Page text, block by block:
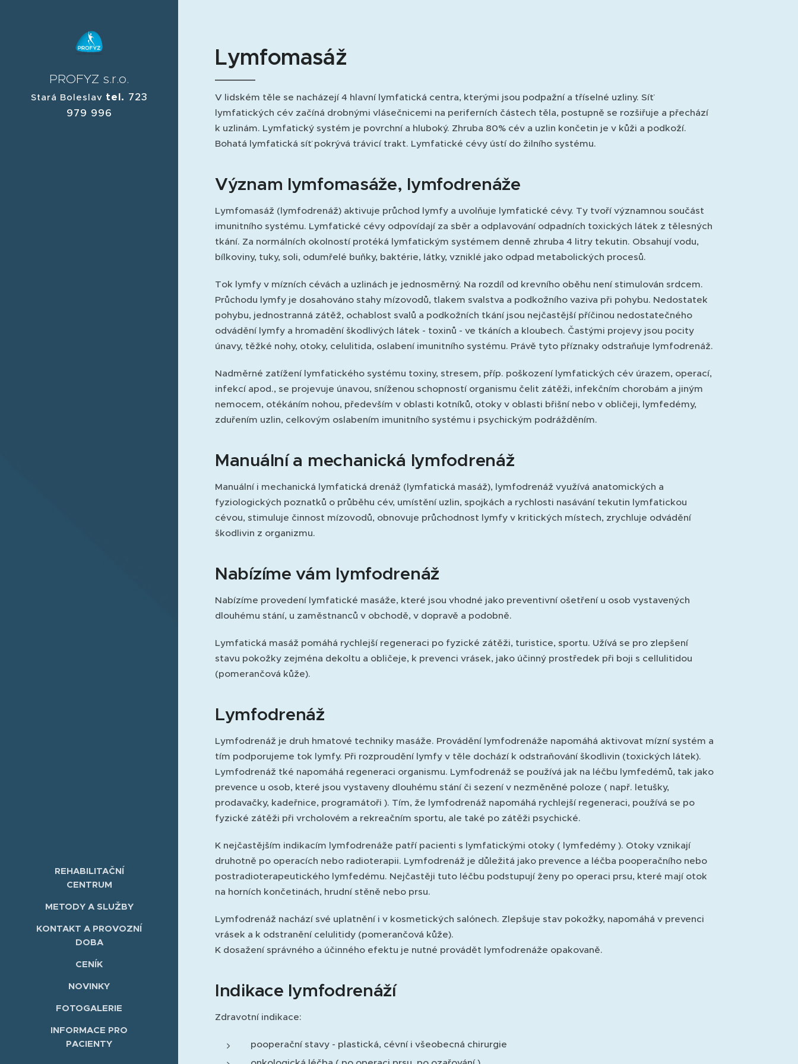
PROFYZ s.r.o.
Stará Boleslav tel. 723
979 996
REHABILITAČNÍ
CENTRUM
METODY A SLUŽBY
KONTAKT A PROVOZNÍ
DOBA
CENÍK
NOVINKY
FOTOGALERIE
INFORMACE PRO
PACIENTY
Lymfomasáž
V lidském těle se nacházejí 4 hlavní lymfatická centra, kterými jsou podpažní a tříselné uzliny. Síť
lymfatických cév začíná drobnými vlásečnicemi na periferních částech těla, postupně se rozšiřuje a přechází
k uzlinám. Lymfatický systém je povrchní a hluboký. Zhruba 80% cév a uzlin končetin je v kůži a podkoží.
Bohatá lymfatická síť pokrývá trávicí trakt. Lymfatické cévy ústí do žilního systému.
Význam lymfomasáže, lymfodrenáže
Lymfomasáž (lymfodrenáž) aktivuje průchod lymfy a uvolňuje lymfatické cévy. Ty tvoří významnou součást
imunitního systému. Lymfatické cévy odpovídají za sběr a odplavování odpadních toxických látek z tělesných
tkání. Za normálních okolností protéká lymfatickým systémem denně zhruba 4 litry tekutin. Obsahují vodu,
bílkoviny, tuky, soli, odumřelé buňky, baktérie, látky, vzniklé jako odpad metabolických procesů.
Tok lymfy v mízních cévách a uzlinách je jednosměrný. Na rozdíl od krevního oběhu není stimulován srdcem.
Průchodu lymfy je dosahováno stahy mízovodů, tlakem svalstva a podkožního vaziva při pohybu. Nedostatek
pohybu, jednostranná zátěž, ochablost svalů a podkožních tkání jsou nejčastější příčinou nedostatečného
odvádění lymfy a hromadění škodlivých látek - toxinů - ve tkáních a kloubech. Častými projevy jsou pocity
únavy, těžké nohy, otoky, celulitida, oslabení imunitního systému. Právě tyto příznaky odstraňuje lymfodrenáž.
Nadměrné zatížení lymfatického systému toxiny, stresem, příp. poškození lymfatických cév úrazem, operací,
infekcí apod., se projevuje únavou, sníženou schopností organismu čelit zátěži, infekčním chorobám a jiným
nemocem, otékáním nohou, především v oblasti kotníků, otoky v oblasti břišní nebo v obličeji, lymfedémy,
zduřením uzlin, celkovým oslabením imunitního systému i psychickým podrážděním.
Manuální a mechanická lymfodrenáž
Manuální i mechanická lymfatická drenáž (lymfatická masáž), lymfodrenáž využívá anatomických a
fyziologických poznatků o průběhu cév, umístění uzlin, spojkách a rychlosti nasávání tekutin lymfatickou
cévou, stimuluje činnost mízovodů, obnovuje průchodnost lymfy v kritických místech, zrychluje odvádění
škodlivin z organizmu.
Nabízíme vám lymfodrenáž
Nabízíme provedení lymfatické masáže, které jsou vhodné jako preventivní ošetření u osob vystavených
dlouhému stání, u zaměstnanců v obchodě, v dopravě a podobně.
Lymfatická masáž pomáhá rychlejší regeneraci po fyzické zátěži, turistice, sportu. Užívá se pro zlepšení
stavu pokožky zejména dekoltu a obličeje, k prevenci vrásek, jako účinný prostředek při boji s cellulitidou
(pomerančová kůže).
Lymfodrenáž
Lymfodrenáž je druh hmatové techniky masáže. Provádění lymfodrenáže napomáhá aktivovat mízní systém a
tím podporujeme tok lymfy. Při rozproudění lymfy v těle dochází k odstraňování škodlivin (toxických látek).
Lymfodrenáž tké napomáhá regeneraci organismu. Lymfodrenáž se používá jak na léčbu lymfedémů, tak jako
prevence u osob, které jsou vystaveny dlouhému stání či sezení v nezměněné poloze ( např. letušky,
prodavačky, kadeřnice, programátoři ). Tím, že lymfodrenáž napomáhá rychlejší regeneraci, používá se po
fyzické zátěži při vrcholovém a rekreačním sportu, ale také po zátěži psychické.
K nejčastějším indikacím lymfodrenáže patří pacienti s lymfatickými otoky ( lymfedémy ). Otoky vznikají
druhotně po operacích nebo radioterapii. Lymfodrenáž je důležitá jako prevence a léčba pooperačního nebo
postradioterapeutického lymfedému. Nejčastěji tuto léčbu podstupují ženy po operaci prsu, které mají otok
na horních končetinách, hrudní stěně nebo prsu.
Lymfodrenáž nachází své uplatnění i v kosmetických salónech. Zlepšuje stav pokožky, napomáhá v prevenci
vrásek a k odstranění celulitidy (pomerančová kůže).
K dosažení správného a účinného efektu je nutné provádět lymfodrenáže opakovaně.
Indikace lymfodrenáží
Zdravotní indikace:
pooperační stavy - plastická, cévní i všeobecná chirurgie